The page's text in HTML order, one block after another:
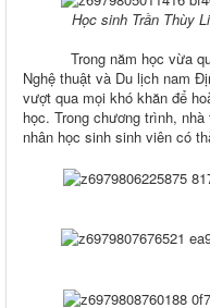
Học sinh Trần Thùy
Trong năm học vừa qua,
Nghệ thuật và Du lịch nam
vượt qua mọi khó khăn để
học. Trong chương trình,
nhân học sinh sinh viên có